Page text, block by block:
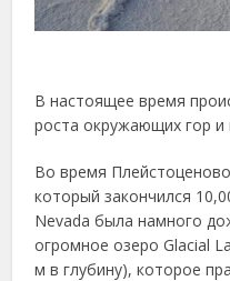
В настоящее время
роста окружающих гор
Во время
который закончился
Nevada была намного
огромное озеро Glacial
м в глубину), которое